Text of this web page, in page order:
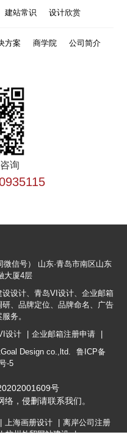
建站常识 设计欣赏
方案 商学院
公司简介
询
微信号） 山东·青岛市南区山东
大厦4层
设计、青岛VI设计、企业邮箱
、品牌定位、品牌命名、广告
务。
设计 企业邮箱注册申请
Design co.,ltd.
鲁ICP备
-5
号
，侵删请联系我们。
| 上海画册设计 | 离岸公司注册
| 杭州外贸网站建设 |